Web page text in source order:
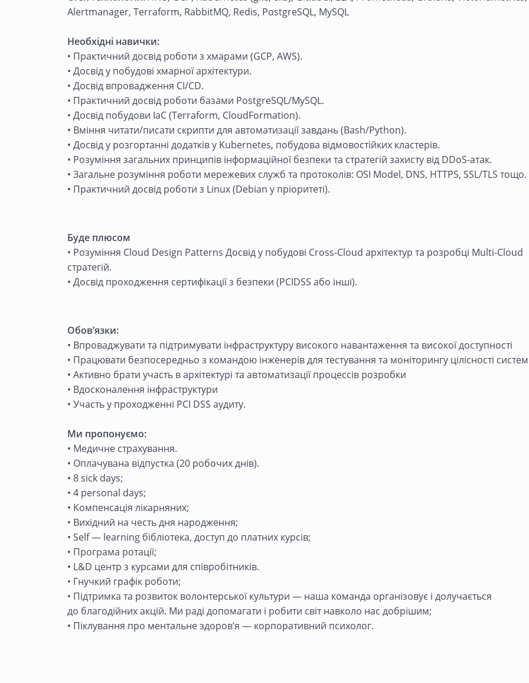
Alertmanager, Terraform, RabbitMQ, Redis, PostgreSQL, MySQL
Необхідні навички:
• Практичний досвід роботи з хмарами (GCP, AWS).
• Досвід у побудові хмарної архітектури.
• Досвід впровадження CI/CD.
• Практичний досвід роботи базами PostgreSQL/MySQL.
• Досвід побудови IaC (Terraform, CloudFormation).
• Вміння читати/писати скрипти для автоматизації завдань (Bash/Python).
• Досвід у розгортанні додатків у Kubernetes, побудова відмовостійких кластерів.
• Розуміння загальних принципів інформаційної безпеки та стратегій захисту від DDoS-атак.
• Загальне розуміння роботи мережевих служб та протоколів: OSI Model, DNS, HTTPS, SSL/TLS тощо.
• Практичний досвід роботи з Linux (Debian у пріоритеті).
Буде плюсом
• Розуміння Cloud Design Patterns Досвід у побудові Cross-Cloud архітектур та розробці Multi-Cloud
стратегій.
• Досвід проходження сертифікації з безпеки (PCIDSS або інші).
Обов’язки:
• Впроваджувати та підтримувати інфраструктуру високого навантаження та високої доступності
• Працювати безпосередньо з командою інженерів для тестування та моніторингу цілісності
• Активно брати участь в архітектурі та автоматизації процессів розробки
• Вдосконалення інфраструктури
• Участь у проходженні PCI DSS аудиту.
Ми пропонуємо:
• Медичне страхування.
• Оплачувана відпустка (20 робочих днів).
• 8 sick days;
• 4 personal days;
• Компенсація лікарняних;
• Вихідний на честь дня народження;
• Self — learning бібліотека, доступ до платних курсів;
• Програма ротації;
• L&D центр з курсами для співробітників.
• Гнучкий графік роботи;
• Підтримка та розвиток волонтерської культури — наша команда організовує і долучається
до благодійних акцій. Ми раді допомагати і робити світ навколо нас добрішим;
• Піклування про ментальне здоров’я — корпоративний психолог.